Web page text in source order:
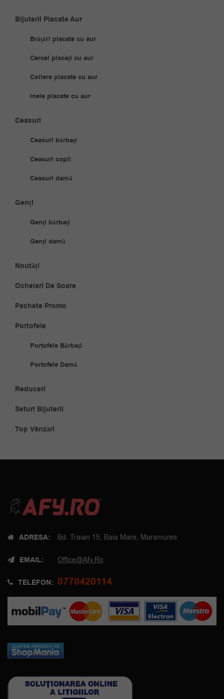
Bijuterii Placate Aur
Brățări placate cu aur
Cercei placați cu aur
Coliere placate cu aur
Inele placate cu aur
Ceasuri
Ceasuri bărbați
Ceasuri copii
Ceasuri damă
Genți
Genți bărbați
Genți damă
Noutăți
Ochelari De Soare
Pachete Promo
Portofele
Portofele Bărbați
Portofele Damă
Reduceri
Seturi Bijuterii
Top Vânzări
ADRESA: Bd. Traian 15, Baia Mare, Maramures
EMAIL: Office@afy.ro
TELEFON: 0770420114